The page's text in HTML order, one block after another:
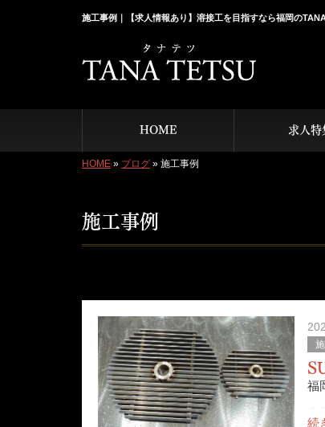
施工事例｜【求人情報あり】溶接工を目指すなら福岡の
HOME 求人
HOME » ブログ » 施工事例
施工事例
福
続